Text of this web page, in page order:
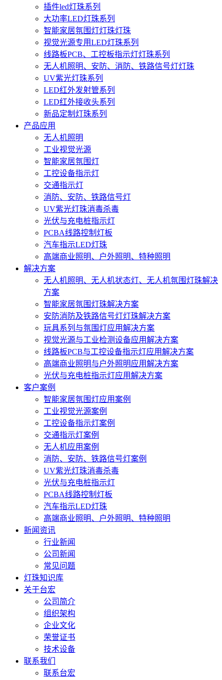
插件led灯珠系列
大功率LED灯珠系列
智能家居氛围灯灯珠灯珠
视觉光源专用LED灯珠系列
线路板PCB、工控板指示灯灯珠系列
无人机照明、安防、消防、铁路信号灯灯珠
UV紫光灯珠系列
LED红外发射管系列
LED红外接收头系列
新品定制灯珠系列
产品应用
无人机照明
工业视觉光源
智能家居氛围灯
工控设备指示灯
交通指示灯
消防、安防、铁路信号灯
UV紫光灯珠消毒杀毒
光伏与充电桩指示灯
PCBA线路控制灯板
汽车指示LED灯珠
高端商业照明、户外照明、特种照明
解决方案
无人机照明、无人机状态灯、无人机氛围灯珠解决
方案
智能家居氛围灯珠解决方案
安防消防及铁路信号灯灯珠解决方案
玩具系列与氛围灯应用解决方案
视觉光源与工业检测设备应用解决方案
线路板PCB与工控设备指示灯应用解决方案
高端商业照明与户外照明应用解决方案
光伏与充电桩指示灯应用解决方案
客户案例
智能家居氛围灯应用案例
工业视觉光源案例
工控设备指示灯案例
交通指示灯案例
无人机应用案例
消防、安防、铁路信号灯案例
UV紫光灯珠消毒杀毒
光伏与充电桩指示灯
PCBA线路控制灯板
汽车指示LED灯珠
高端商业照明、户外照明、特种照明
新闻资讯
行业新闻
公司新闻
常见问题
灯珠知识库
关于台宏
公司简介
组织架构
企业文化
荣誉证书
技术设备
联系我们
联系台宏